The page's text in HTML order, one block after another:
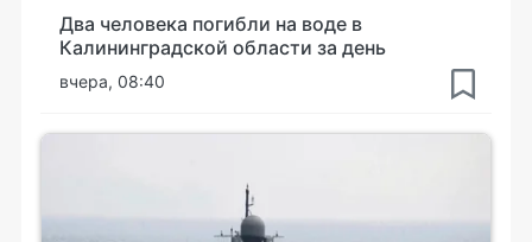
Два человека погибли на воде в
Калининградской области за день
вчера, 08:40